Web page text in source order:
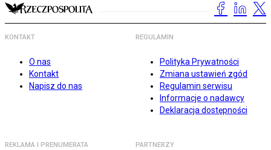
KONTAKT
O nas
Kontakt
Napisz do nas
REGULAMIN
Polityka Prywatności
Zmiana ustawień zgód
Regulamin serwisu
Informacje o nadawcy
Deklaracja dostępności
REKLAMA I PRENUMERATA PARTNERZY